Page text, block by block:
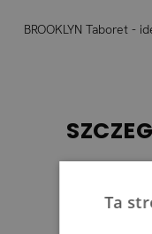
BROOKLYN Taboret -
Ta